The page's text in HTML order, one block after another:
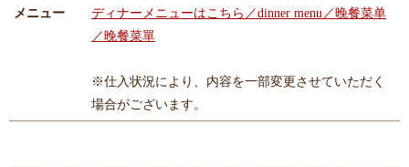
メニュー
ディナーメニューはこちら／dinner menu／晚餐菜单
／晚餐菜單
※仕入状況により、内容を一部変更させていただく
場合がございます。